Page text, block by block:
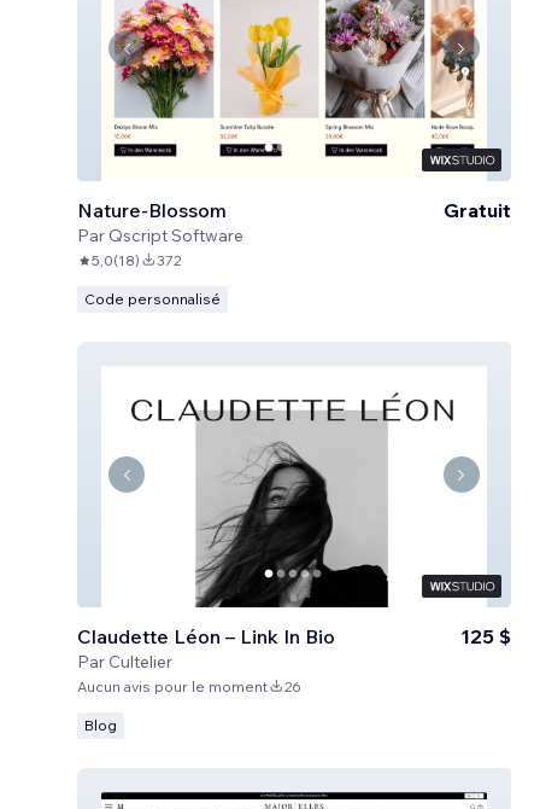
Nature-Blossom
Par Qscript Software
Gratuit
5,0(18) 372
Code personnalisé
Claudette Léon – Link In Bio
Par Cultelier
125 $
Aucun avis pour le moment 26
Blog